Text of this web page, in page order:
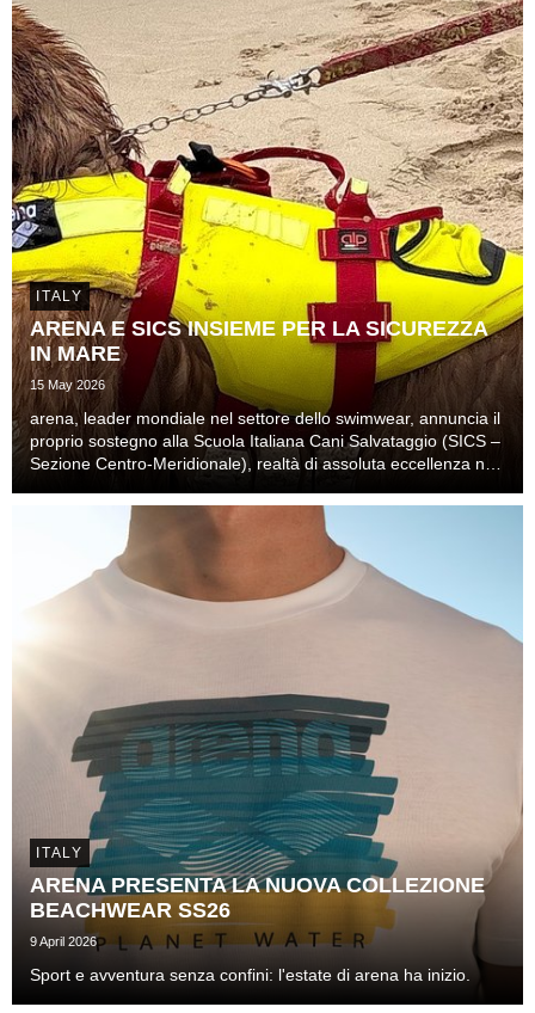
ITALY
ARENA E SICS INSIEME PER LA SICUREZZA
IN MARE
15 May 2026
arena, leader mondiale nel settore dello swimwear, annuncia il
proprio sostegno alla Scuola Italiana Cani Salvataggio (SICS –
Sezione Centro-Meridionale), realtà di assoluta eccellenza nel
ITALY
ARENA PRESENTA LA NUOVA COLLEZIONE
BEACHWEAR SS26
9 April 2026
Sport e avventura senza confini: l'estate di arena ha inizio.